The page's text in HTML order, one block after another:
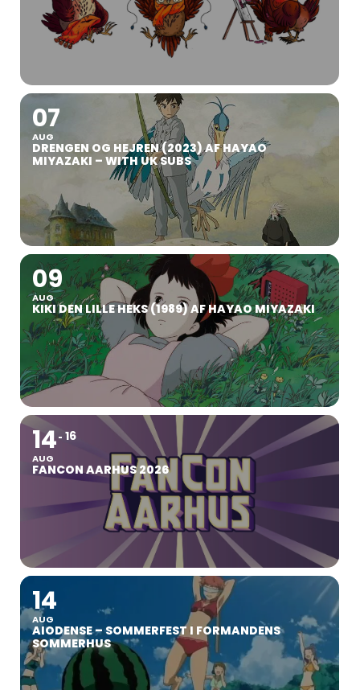
07
AUG
DRENGEN OG HEJREN (2023) AF HAYAO
MIYAZAKI – WITH UK SUBS
09
AUG
KIKI DEN LILLE HEKS (1989) AF HAYAO MIYAZAKI
14
AUG
16
FANCON AARHUS 2026
14
AUG
AIODENSE – SOMMERFEST I FORMANDENS
SOMMERHUS